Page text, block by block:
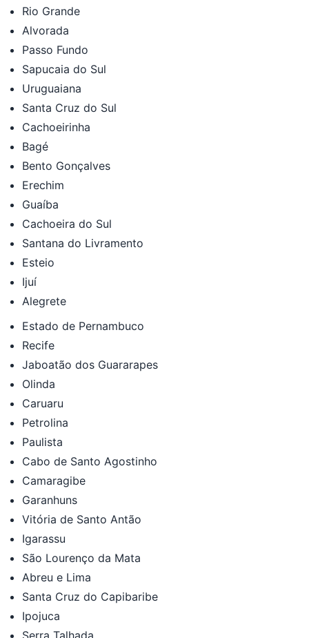
Rio Grande
Alvorada
Passo Fundo
Sapucaia do Sul
Uruguaiana
Santa Cruz do Sul
Cachoeirinha
Bagé
Bento Gonçalves
Erechim
Guaíba
Cachoeira do Sul
Santana do Livramento
Esteio
Ijuí
Alegrete
Estado de Pernambuco
Recife
Jaboatão dos Guararapes
Olinda
Caruaru
Petrolina
Paulista
Cabo de Santo Agostinho
Camaragibe
Garanhuns
Vitória de Santo Antão
Igarassu
São Lourenço da Mata
Abreu e Lima
Santa Cruz do Capibaribe
Ipojuca